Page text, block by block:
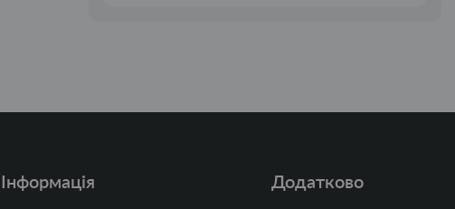
Інформація Додатково